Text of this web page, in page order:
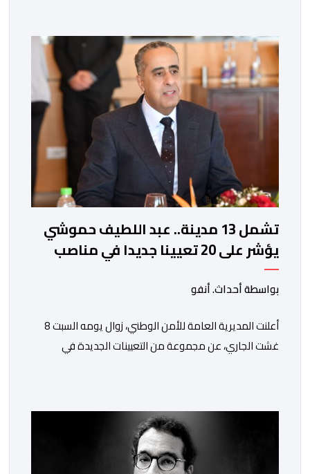
ذاتها، وذلك لتنوير الرأي العام بالحقائق والمعطيات
الدقيقة.واوضحت إدارة المؤسسة السجنية أن المعني بالأمر
يستفيد منذ إيداعه من تتبع طبي منتظم ومستمر وفقا […]
تشمل 13 مدينة.. عبد اللطيف حموشي
يؤشر على 20 تعيينا جديدا في مناصب
المسؤولية بمصالح الأمن الوطني
بواسطة أحداث. أنفو
أعلنت المديرية العامة للأمن الوطني، زوال يومه السبت 8
غشت الجاري، عن مجموعة من التعيينات الجديدة في
والعيون والدار البيضاء وبني ملال وابن جرير وطنجة وأصيلة،
وذلك في إطار دينامية داخلية تهدف لضخ دماء جديدة
والاستعانة بكفاءات أمنية شابة ومتمرسة، […]